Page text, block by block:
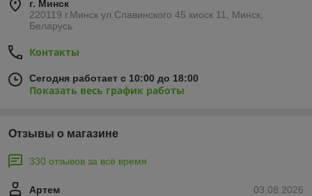
г. Минск
220119 г.Минск ул.Славинского 45 киоск 11, Минск,
Беларусь
Контакты
Сегодня работает с 10:00 до 18:00
Показать весь график работы
Отзывы о магазине
330 отзывов за всё время
03.08.2026
Артем